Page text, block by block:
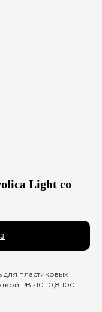
Light со
для пластиковых
РВ -10.10,8.100